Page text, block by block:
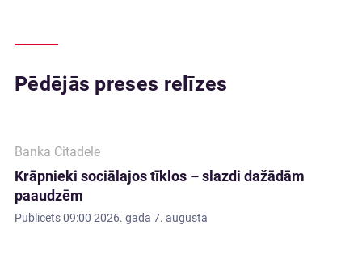
Pēdējās preses relīzes
Banka Citadele
Krāpnieki sociālajos tīklos – slazdi dažādām
paaudzēm
Publicēts09:00 2026. gada 7. augustā